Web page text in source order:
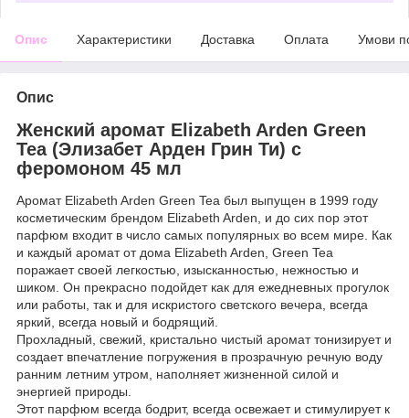
Опис Характеристики Доставка Оплата Умови
Опис
Женский аромат Elizabeth Arden Green
Tea (Элизабет Арден Грин Ти) с
феромоном 45 мл
Аромат Elizabeth Arden Green Tea был выпущен в 1999 году
косметическим брендом Elizabeth Arden, и до сих пор этот
парфюм входит в число самых популярных во всем мире. Как
и каждый аромат от дома Elizabeth Arden, Green Tea
поражает своей легкостью, изысканностью, нежностью и
шиком. Он прекрасно подойдет как для ежедневных прогулок
или работы, так и для искристого светского вечера, всегда
яркий, всегда новый и бодрящий.
Прохладный, свежий, кристально чистый аромат тонизирует и
создает впечатление погружения в прозрачную речную воду
ранним летним утром, наполняет жизненной силой и
энергией природы.
Этот парфюм всегда бодрит, всегда освежает и стимулирует к